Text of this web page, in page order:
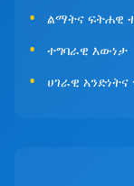
ልማትና ፍትሐዊ
ተግባራዊ እውነታ
ሀገራዊ